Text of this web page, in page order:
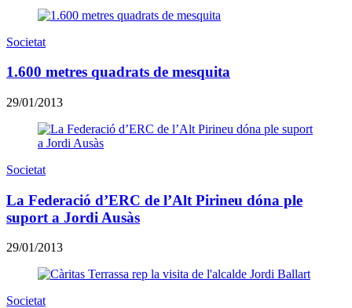
Societat
1.600 metres quadrats de mesquita
29/01/2013
Societat
La Federació d’ERC de l’Alt Pirineu dóna ple
suport a Jordi Ausàs
29/01/2013
Societat